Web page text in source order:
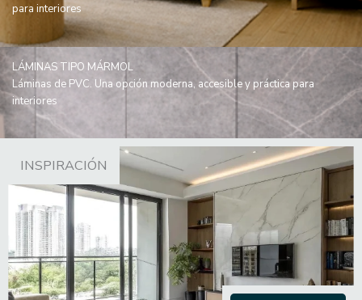
para interiores
LÁMINAS TIPO MÁRMOL
Láminas de PVC. Una opción moderna, accesible y práctica para
interiores
INSPIRACIÓN